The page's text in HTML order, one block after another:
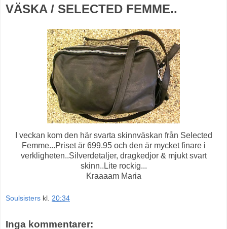
VÄSKA / SELECTED FEMME..
I veckan kom den här svarta skinnväskan från Selected
Femme...Priset är 699.95 och den är mycket finare i
verkligheten..Silverdetaljer, dragkedjor & mjukt svart
skinn..Lite rockig...
Kraaaam Maria
Soulsisters kl. 20:34
Inga kommentarer: